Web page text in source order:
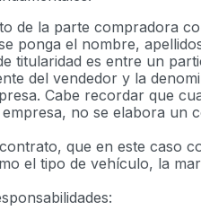
de la parte compradora
ponga el nombre,
titularidad es entre un
del vendedor y la
Cabe recordar que
no se elabora un
que en este caso
el tipo de vehículo, la